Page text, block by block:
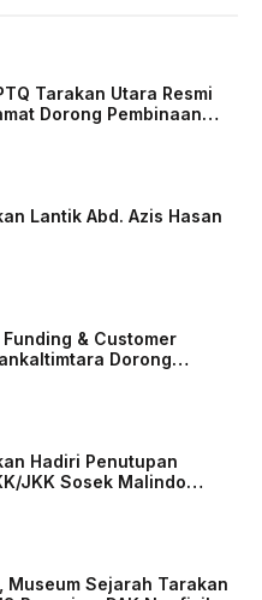
Tarakan Utara Resmi
Dorong Pembinaan
Lantik Abd. Azis Hasan
& Customer
Dorong
Keuangan di Kota
Hadiri Penutupan
JKK Sosek Malindo
Museum Sejarah Tarakan